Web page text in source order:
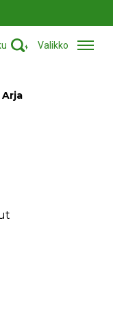
Valikko
Arja